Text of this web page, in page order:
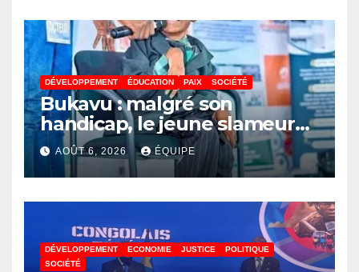
DÉVELOPPEMENT ÉDUCATION PAIX SOCIÉTÉ
Bukavu : malgré son
handicap, le jeune slameur
Akonkwa Kenyata Bernard
lance un appel à la solidarité
pour poursuivre ses études
AOÛT 6, 2026 ÉQUIPE
DÉVELOPPEMENT ECONOMIE JUSTICE
POLITIQUE
SOCIÉTÉ